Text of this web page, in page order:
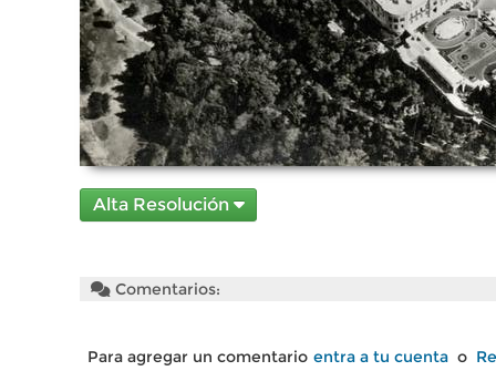
Alta Resolución
Comentarios:
Para agregar un comentario entra a tu cuenta o